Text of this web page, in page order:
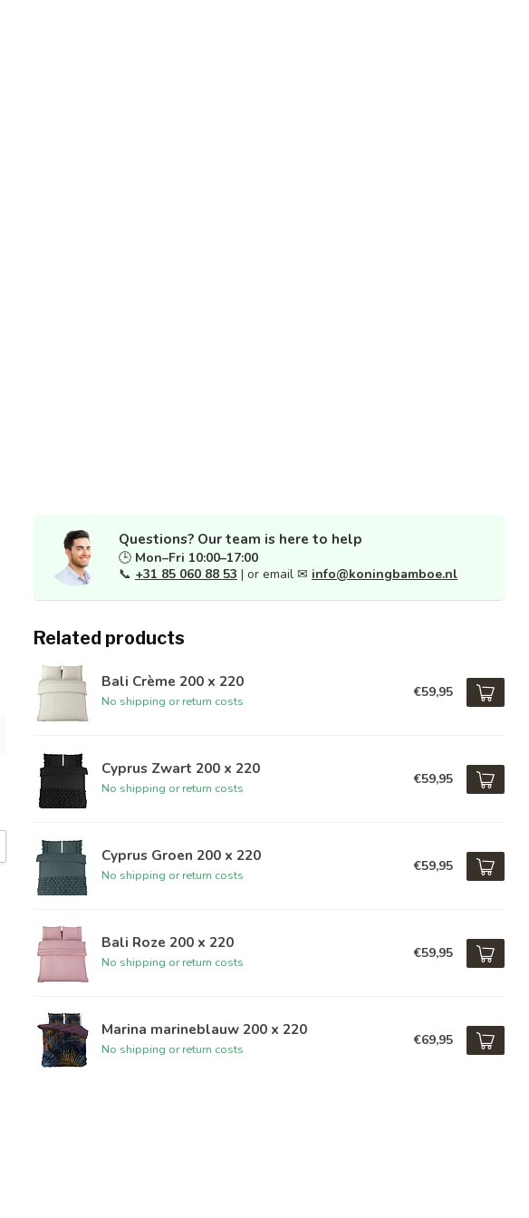
Questions? Our team is here to help
🕒 Mon–Fri 10:00–17:00
📞 +31 85 060 88 53 | or email ✉ info@koningbamboe.nl
Related products
Bali Crème 200 x 220
No shipping or return costs
€59,95
Cyprus Zwart 200 x 220
No shipping or return costs
€59,95
Cyprus Groen 200 x 220
No shipping or return costs
€59,95
Bali Roze 200 x 220
No shipping or return costs
€59,95
Marina marineblauw 200 x 220
No shipping or return costs
€69,95